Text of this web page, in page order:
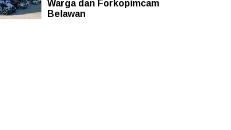
Warga dan Forkopimcam
Belawan